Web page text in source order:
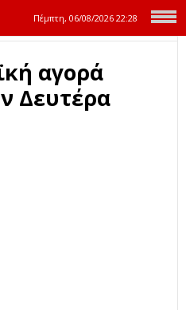
Πέμπτη, 06/08/2026 22:28
αγορά
Δευτέρα